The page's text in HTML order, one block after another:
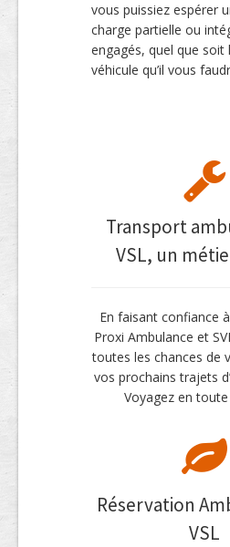
vous puissiez espérer
charge partielle ou
engagés, quel que soit
véhicule qu’il vous
Transport
VSL, un
En faisant confiance
Proxi Ambulance et
toutes les chances de
vos prochains trajets
Voyagez en
Réservation
VSL